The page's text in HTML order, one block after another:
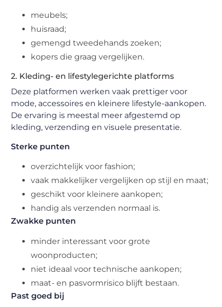
meubels;
huisraad;
gemengd tweedehands zoeken;
kopers die graag vergelijken.
2. Kleding- en lifestylegerichte platforms
Deze platformen werken vaak prettiger voor
mode, accessoires en kleinere lifestyle-aankopen.
De ervaring is meestal meer afgestemd op
kleding, verzending en visuele presentatie.
Sterke punten
overzichtelijk voor fashion;
vaak makkelijker vergelijken op stijl en maat;
geschikt voor kleinere aankopen;
handig als verzenden normaal is.
Zwakke punten
minder interessant voor grote
woonproducten;
niet ideaal voor technische aankopen;
maat- en pasvormrisico blijft bestaan.
Past goed bij